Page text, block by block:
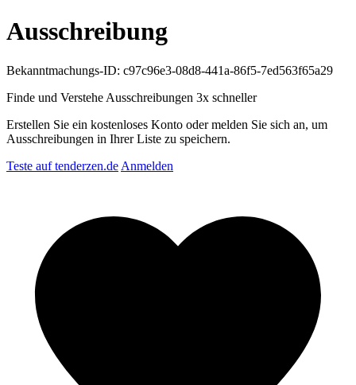
Ausschreibung
Bekanntmachungs-ID: c97c96e3-08d8-441a-86f5-7ed563f65a29
Finde und Verstehe Ausschreibungen 3x schneller
Erstellen Sie ein kostenloses Konto oder melden Sie sich an, um
Ausschreibungen in Ihrer Liste zu speichern.
Teste auf tenderzen.de Anmelden